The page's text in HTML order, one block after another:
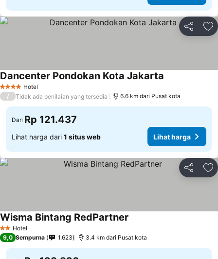
Bagikan
4 BintangHotel
Dancenter Pondokan Kota Jakarta
/ Tidak ada penilaian yang tersedia 6.6 km dari Pusat kota
Dari Rp 121.437
Lihat harga dari 1 situs web Lihat harga
Bagikan
2 Bintang
Hotel
Wisma Bintang RedPartner
9,0 Sempurna 1.623 3.4 km dari Pusat kota